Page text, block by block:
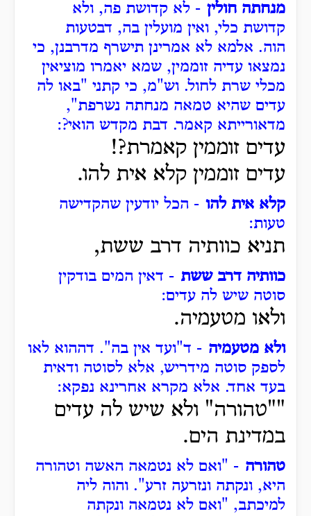
מנחתה חולין - לא קדושת פה, ולא
קדושת כלי, ואין מועלין בה, דבטעות
הוה. אלמא לא אמרינן תישרף מדרבנן, כי
נמצאו עדיה זוממין, שמא יאמרו מוציאין
מכלי שרת לחול. וש"מ, כי קתני "באו לה
עדים שהיא טמאה מנחתה נשרפת",
מדאורייתא קאמר. דבת מקדש הואי?:
עדים זוממין קאמרת?!
עדים זוממין קלא אית להו.
קלא אית להו - הכל יודעין שהקדישה
טעות:
תניא כוותיה דרב ששת,
כוותיה דרב ששת - דאין המים בודקין
סוטה שיש לה עדים:
ולאו מטעמיה.
ולא מטעמיה - ד"ועד אין בה". דההוא לאו
לספק סוטה מידריש, אלא לסוטה ודאית
בעד אחד. אלא מקרא אחרינא נפקא:
""טהורה" ולא שיש לה עדים
במדינת הים.
טהורה - "ואם לא נטמאה האשה וטהורה
היא, ונקתה ונזרעה זרע". והוה ליה
למיכתב, "ואם לא נטמאה ונקתה